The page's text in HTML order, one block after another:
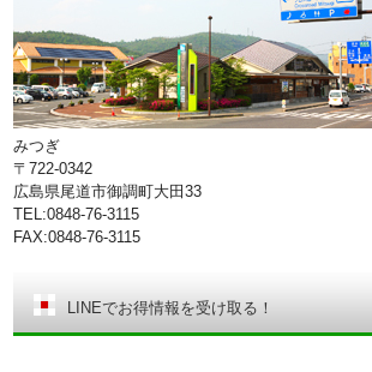
みつぎ
〒722-0342
広島県尾道市御調町大田33
TEL:0848-76-3115
FAX:0848-76-3115
LINEでお得情報を受け取る！